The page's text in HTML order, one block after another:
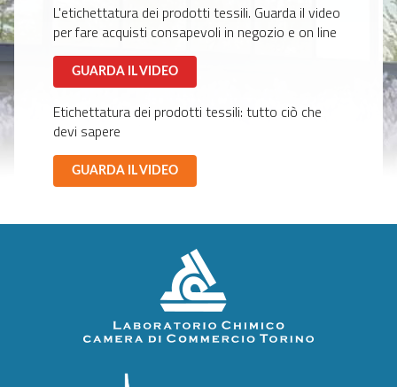
L'etichettatura dei prodotti tessili. Guarda il video
per fare acquisti consapevoli in negozio e on line
GUARDA IL VIDEO
Etichettatura dei prodotti tessili: tutto ciò che
devi sapere
GUARDA IL VIDEO